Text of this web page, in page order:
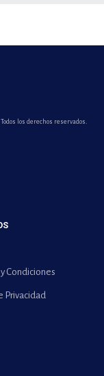
Todos los derechos reservados.
Condiciones
Privacidad